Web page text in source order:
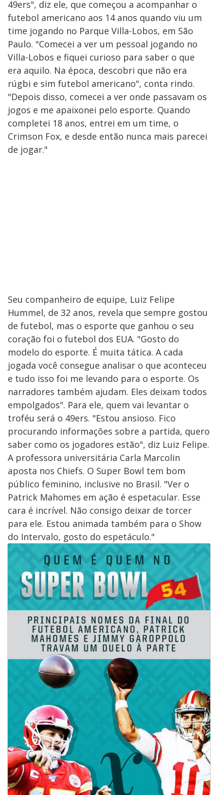
49ers", diz ele, que começou a acompanhar o
futebol americano aos 14 anos quando viu um
time jogando no Parque Villa-Lobos, em São
Paulo. "Comecei a ver um pessoal jogando no
Villa-Lobos e fiquei curioso para saber o que
era aquilo. Na época, descobri que não era
rúgbi e sim futebol americano", conta rindo.
"Depois disso, comecei a ver onde passavam os
jogos e me apaixonei pelo esporte. Quando
completei 18 anos, entrei em um time, o
Crimson Fox, e desde então nunca mais parecei
de jogar."
Seu companheiro de equipe, Luiz Felipe
Hummel, de 32 anos, revela que sempre gostou
de futebol, mas o esporte que ganhou o seu
coração foi o futebol dos EUA. "Gosto do
modelo do esporte. É muita tática. A cada
jogada você consegue analisar o que aconteceu
e tudo isso foi me levando para o esporte. Os
narradores também ajudam. Eles deixam todos
empolgados". Para ele, quem vai levantar o
troféu será o 49ers. "Estou ansioso. Fico
procurando informações sobre a partida, quero
saber como os jogadores estão", diz Luiz Felipe.
A professora universitária Carla Marcolin
aposta nos Chiefs. O Super Bowl tem bom
público feminino, inclusive no Brasil. "Ver o
Patrick Mahomes em ação é espetacular. Esse
cara é incrível. Não consigo deixar de torcer
para ele. Estou animada também para o Show
do Intervalo, gosto do espetáculo."